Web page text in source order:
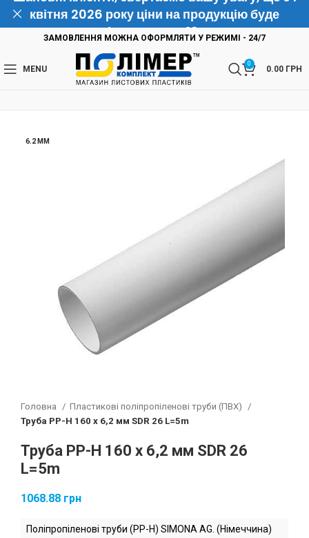
ЗАМОВЛЕННЯ МОЖНА ОФОРМЛЯТИ У РЕЖИМІ - 24/7
MENU
0
0.00 ГРН
6.2 ММ
Головна
Пластикові поліпропіленові труби (ПВХ)
Труба РР-Н 160 х 6,2 мм SDR 26 L=5m
Труба РР-Н 160 х 6,2 мм SDR 26
L=5m
1068.88 грн
Поліпропіленові труби (PP-H) SIMONA AG. (Німеччина)
квітня 2026 року ціни на продукцію буде
підвищено на 10%